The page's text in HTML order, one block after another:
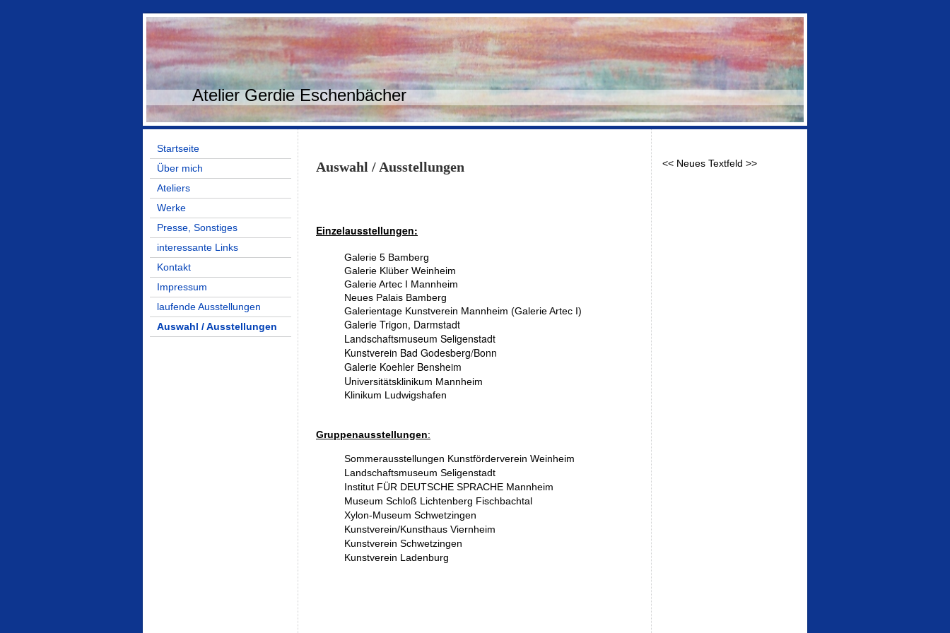
Atelier Gerdie Eschenbächer
Startseite
Über mich
Ateliers
Werke
Presse, Sonstiges
interessante Links
Kontakt
Impressum
laufende Ausstellungen
Auswahl / Ausstellungen
Auswahl / Ausstellungen
Einzelausstellungen:
Galerie 5 Bamberg
Galerie Klüber Weinheim
Galerie Artec I Mannheim
Neues Palais Bamberg
Galerientage Kunstverein Mannheim (Galerie Artec I)
Galerie Trigon, Darmstadt
Landschaftsmuseum Seligenstadt
Kunstverein Bad Godesberg/Bonn
Galerie Koehler Bensheim
Universitätsklinikum Mannheim
Klinikum Ludwigshafen
Gruppenausstellungen:
Sommerausstellungen Kunstförderverein Weinheim
Landschaftsmuseum Seligenstadt
Institut FÜR DEUTSCHE SPRACHE Mannheim
Museum Schloß Lichtenberg Fischbachtal
Xylon-Museum Schwetzingen
Kunstverein/Kunsthaus Viernheim
Kunstverein Schwetzingen
Kunstverein Ladenburg
<< Neues Textfeld >>